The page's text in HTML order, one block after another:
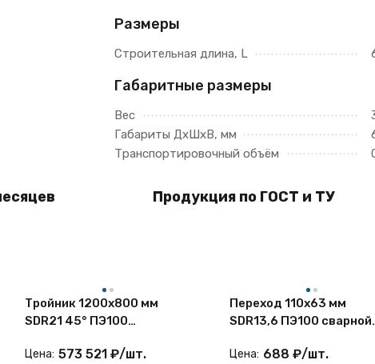
Размеры
Строительная длина, L
Габаритные размеры
Вес
Габариты ДхШхВ, мм
Транспортировочный объём
Продукция по ГОСТ и ТУ
Тройник 1200х800 мм
SDR21 45° ПЭ100
сварной сегментный ПНД
Цена: 573 521 ₽/шт.
Переход 110х63 мм
SDR13,6 ПЭ100 сварной
Цена: 688 ₽/шт.